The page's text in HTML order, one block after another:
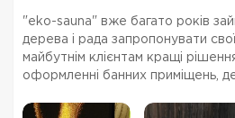
"eko-sauna" вже багато років
дерева і рада запропонувати
майбутнім клієнтам кращі рішення
оформленні банних приміщень,
Будівництво лазень і саун -